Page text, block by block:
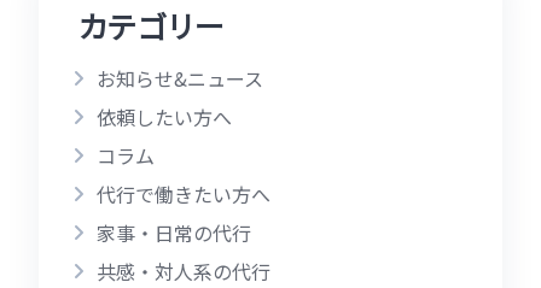
カテゴリー
お知らせ&ニュース
依頼したい方へ
コラム
代行で働きたい方へ
家事・日常の代行
共感・対人系の代行